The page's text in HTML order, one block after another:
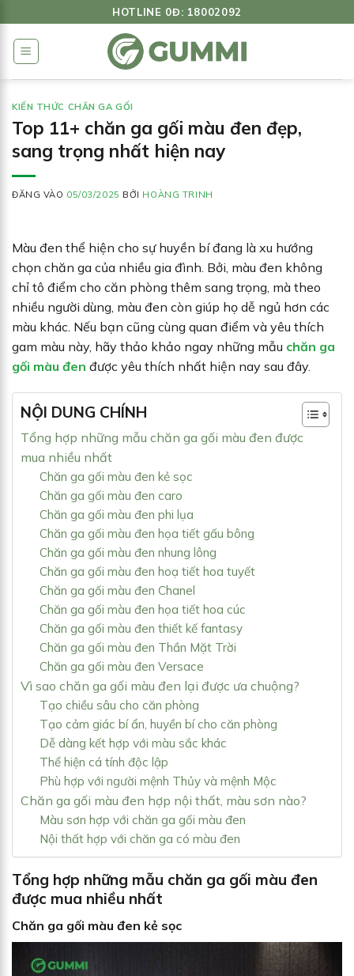
qua
dung
HOTLINE 0Đ: 18002092
KIẾN THỨC CHĂN GA GỐI
Top 11+ chăn ga gối màu đen đẹp,
sang trọng nhất hiện nay
ĐĂNG VÀO 05/03/2025 BỞI HOÀNG TRINH
Màu đen thể hiện cho sự huyền bí đang là xu hướng
chọn chăn ga của nhiều gia đình. Bởi, màu đen không
chỉ tô điểm cho căn phòng thêm sang trọng, mà theo
nhiều người dùng, màu đen còn giúp họ dễ ngủ hơn các
màu khác. Nếu bạn cũng cùng quan điểm và yêu thích
gam màu này, hãy thảo khảo ngay những mẫu chăn ga
gối màu đen được yêu thích nhất hiện nay sau đây.
NỘI DUNG CHÍNH
Tổng hợp những mẫu chăn ga gối màu đen được
mua nhiều nhất
Chăn ga gối màu đen kẻ sọc
Chăn ga gối màu đen caro
Chăn ga gối màu đen phi lụa
Chăn ga gối màu đen họa tiết gấu bông
Chăn ga gối màu đen nhung lông
Chăn ga gối màu đen hoạ tiết hoa tuyết
Chăn ga gối màu đen Chanel
Chăn ga gối màu đen họa tiết hoa cúc
Chăn ga gối màu đen thiết kế fantasy
Chăn ga gối màu đen Thần Mặt Trời
Chăn ga gối màu đen Versace
Vì sao chăn ga gối màu đen lại được ưa chuộng?
Tạo chiều sâu cho căn phòng
Tạo cảm giác bí ẩn, huyền bí cho căn phòng
Dễ dàng kết hợp với màu sắc khác
Thể hiện cá tính độc lập
Phù hợp với người mệnh Thủy và mệnh Mộc
Chăn ga gối màu đen hợp nội thất, màu sơn nào?
Màu sơn hợp với chăn ga gối màu đen
Nội thất hợp với chăn ga có màu đen
Tổng hợp những mẫu chăn ga gối màu đen
được mua nhiều nhất
Chăn ga gối màu đen kẻ sọc